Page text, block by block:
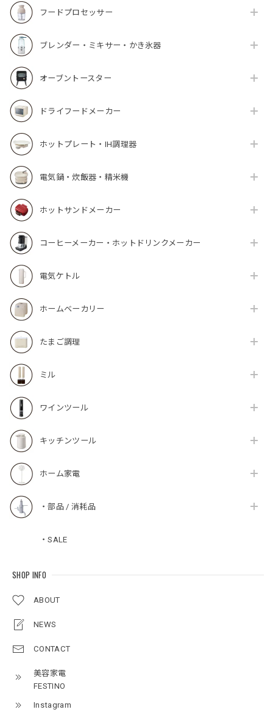
フードプロセッサー
ブレンダー・ミキサー・かき氷器
オーブントースター
ドライフードメーカー
ホットプレート・IH調理器
電気鍋・炊飯器・精米機
ホットサンドメーカー
コーヒーメーカー・ホットドリンクメーカー
電気ケトル
ホームベーカリー
たまご調理
ミル
ワインツール
キッチンツール
ホーム家電
・部品 / 消耗品
・SALE
SHOP INFO
ABOUT
NEWS
CONTACT
美容家電
FESTINO
Instagram